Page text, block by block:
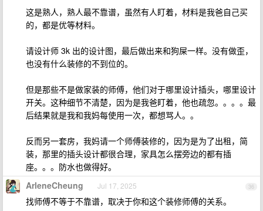
这是熟人，熟人最不靠谱，虽然有人盯着，材料是我爸自己买
的，都是优等材料。
请设计师 3k 出的设计图，最后做出来和狗屎一样。没有做歪，
也没有什么装修的不到位的。
但是那些不是做家装的师傅，他们对于哪里设计插头，哪里设计
开关。这种细节不清楚，因为是我爸盯着，他也疏忽。。。。最
后结果就是我和我妈每使用一次，都想骂人。。
反而另一套房，我妈请一个师傅装修的，因为是为了出租，简
装，那里的插头设计都很合理，家具怎么摆旁边的都有插
座。。。防水也做得好。
36
ArleneCheung Jul 17, 2025
找师傅不等于不靠谱，取决于你和这个装修师傅的关系。